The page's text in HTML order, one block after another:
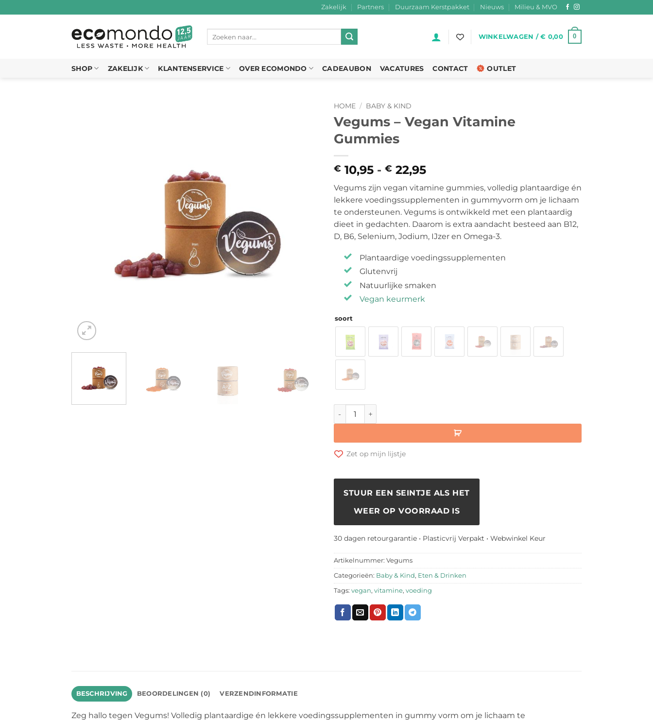
Zakelijk Partners Duurzaam Kerstpakket Nieuws Milieu & MVO
Zoeken
WINKELWAGEN /€ 0,00 0
SHOP ZAKELIJK KLANTENSERVICE OVER ECOMONDO CADEAUBON VACATURES CONTACT OUTLET
HOME / BABY & KIND
Vegums – Vegan Vitamine
Gummies
€ 10,95 - € 22,95
€ 10,95
tot
€ 22,95
Vegums zijn vegan vitamine gummies, volledig plantaardige én
lekkere voedingssupplementen in gummyvorm om je lichaam
te ondersteunen. Vegums is ontwikkeld met een plantaardig
dieet in gedachten. Daarom is extra aandacht besteed aan B12,
D, B6, Selenium, Jodium, IJzer en Omega-3.
Plantaardige voedingssupplementen
Glutenvrij
Natuurlijke smaken
Vegan keurmerk
soort
Vegums - Vegan Vitamine Gummies aantal
Zet op mijn lijstje
STUUR EEN SEINTJE ALS HET
WEER OP VOORRAAD IS
30 dagen retourgarantie • Plasticvrij Verpakt • Webwinkel Keur
Artikelnummer: Vegums
Categorieën: Baby & Kind, Eten & Drinken
Tags: vegan, vitamine, voeding
BESCHRIJVING BEOORDELINGEN (0) VERZENDINFORMATIE
Zeg hallo tegen Vegums! Volledig plantaardige én lekkere voedingssupplementen in gummy vorm om je lichaam te